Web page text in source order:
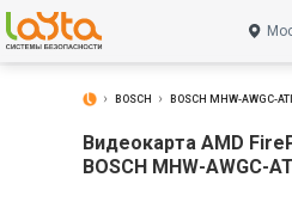
BOSCH BOSCH MHW-AWGC-
Видеокарта AMD
BOSCH MHW-AWGC-